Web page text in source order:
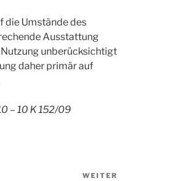
die Umstände des
Ausstattung
Nutzung unberücksichtigt
daher primär auf
– 10 K 152/09
WEITER